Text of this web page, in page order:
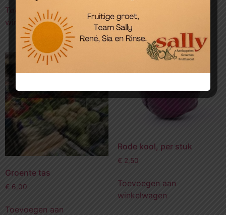
Toevoegen aan
winkelwagen
Groente tas
€ 6,00
Toevoegen aan
Rode kool, per stuk
€ 2,50
Toevoegen aan
winkelwagen